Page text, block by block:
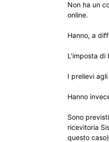
Non ha un
online.
Hanno, a
L’imposta
I prelievi
Hanno
Sono
ricevitoria
questo